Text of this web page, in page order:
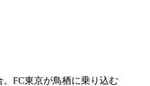
。FC東京が鳥栖に乗り込む